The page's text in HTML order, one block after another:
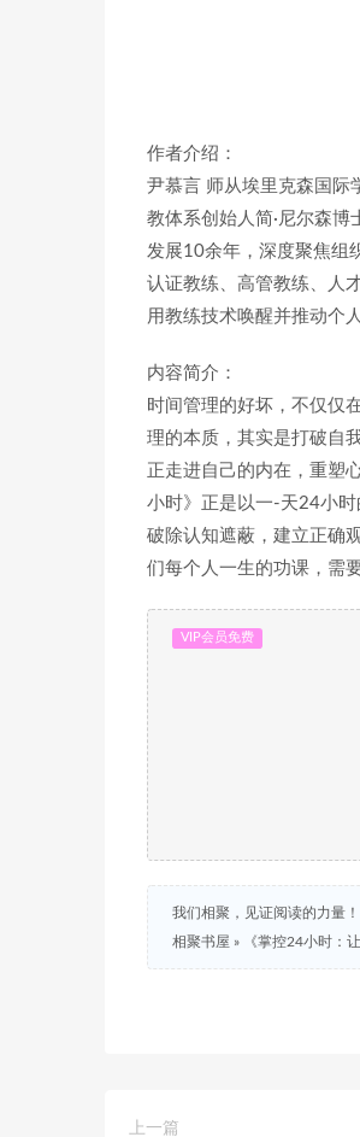
作者介绍：
尹慕言 师从埃里克森国际
教体系创始人简·尼尔森博
发展10余年，深度聚焦组
认证教练、高管教练、人
用教练技术唤醒并推动个
内容简介：
时间管理的好坏，不仅仅
理的本质，其实是打破自
正走进自己的内在，重塑
小时》正是以一-天24小
破除认知遮蔽，建立正确
们每个人一生的功课，需
VIP会员免费
我们相聚，见证阅读的力量！
相聚书屋 » 《掌控24小时：
上一篇